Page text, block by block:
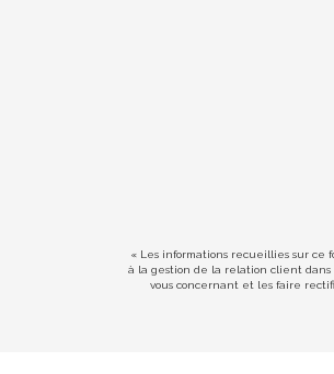
« Les informations recueillies sur ce
à la gestion de la relation client dans
vous concernant et les faire